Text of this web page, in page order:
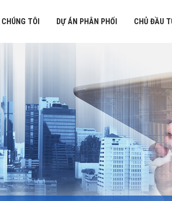
CHÚNG TÔI DỰ ÁN PHÂN PHỐI CHỦ ĐẦU